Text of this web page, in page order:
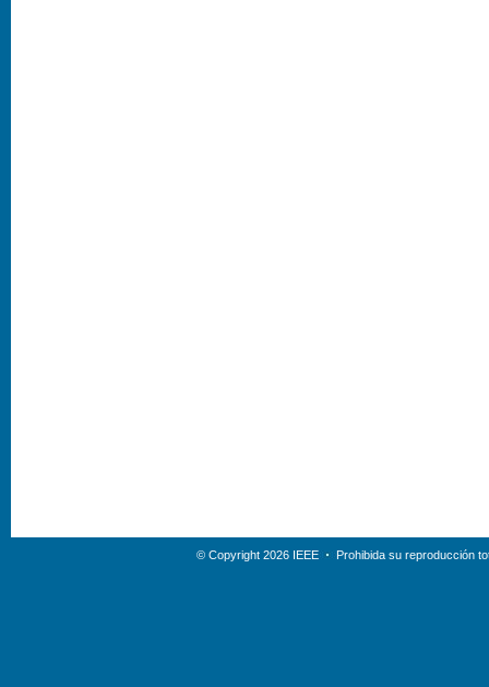
© Copyright 2026 IEEE Prohibida su reproducción